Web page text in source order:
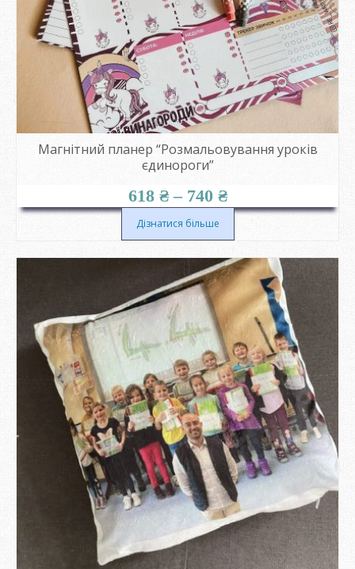
Магнітний планер “Розмальовування уроків
єдинороги”
618 ₴ – 740 ₴Діапазон
цін:
від
до
740 ₴
Дізнатися більше